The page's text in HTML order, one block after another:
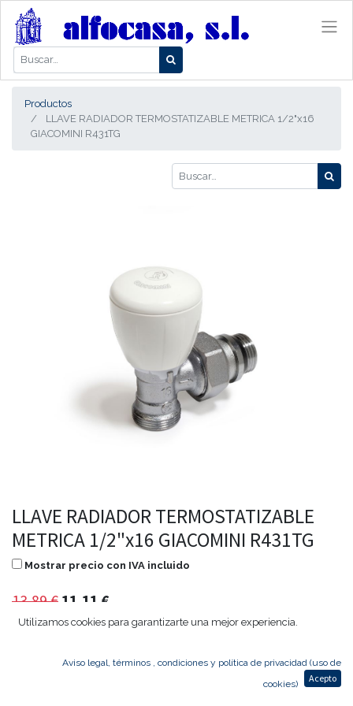
Productos
LLAVE RADIADOR TERMOSTATIZABLE METRICA 1/2"x16
GIACOMINI R431TG
LLAVE RADIADOR TERMOSTATIZABLE
METRICA 1/2"x16 GIACOMINI R431TG
Mostrar precio con IVA incluido
13,89€ 11,11 €
Agregar al carrito
Utilizamos cookies para garantizarte una mejor experiencia.
Aviso legal, términos , condiciones y política de privacidad (uso de
cookies)
Acepto